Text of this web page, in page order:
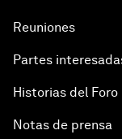
Reuniones
Partes
Historias del Foro
Notas de prensa